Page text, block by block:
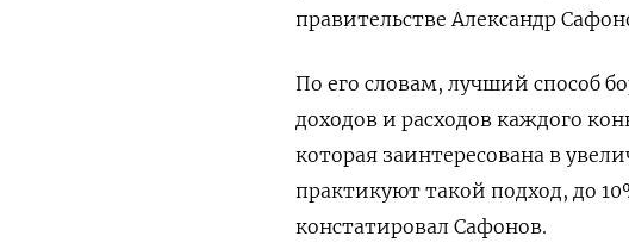
правительстве Александр
По его словам, лучший способ
доходов и расходов каждого
которая заинтересована в
практикуют такой подход, до
констатировал Сафонов.